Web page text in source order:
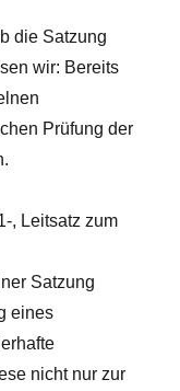
die Satzung
wir: Bereits
Prüfung der
, Leitsatz zum
Satzung
eines
nicht nur zur